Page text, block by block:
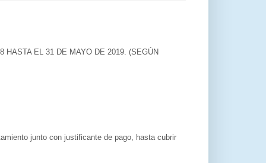
EL 31 DE MAYO DE 2019. (SEGÚN
junto con justificante de pago, hasta cubrir